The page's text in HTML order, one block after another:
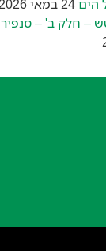
הים24 במאי 2026
– חלק ב' – סנפיר